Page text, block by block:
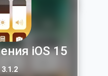
iOS 15